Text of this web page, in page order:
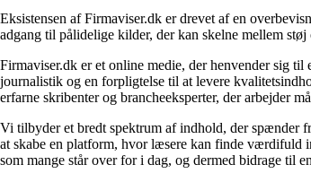
Eksistensen af Firmaviser.dk er drevet af en
adgang til pålidelige kilder, der kan skelne mellem
Firmaviser.dk er et online medie, der henvender sig
journalistik og en forpligtelse til at levere
erfarne skribenter og brancheeksperter, der arbejder
Vi tilbyder et bredt spektrum af indhold, der spænder
at skabe en platform, hvor læsere kan finde værdifuld
som mange står over for i dag, og dermed bidrage til